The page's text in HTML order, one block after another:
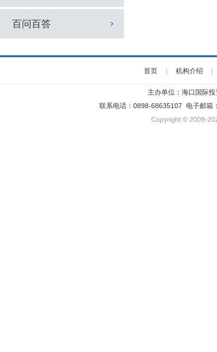
百问百答
首页 | 机构介绍 |
主办单位：海口国际
联系电话：0898-68635107 电子邮箱
Copyright © 2009-